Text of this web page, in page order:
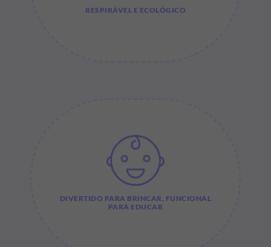
RESPIRÁVEL E ECOLÓGICO
DIVERTIDO PARA BRINCAR, FUNCIONAL
PARA EDUCAR